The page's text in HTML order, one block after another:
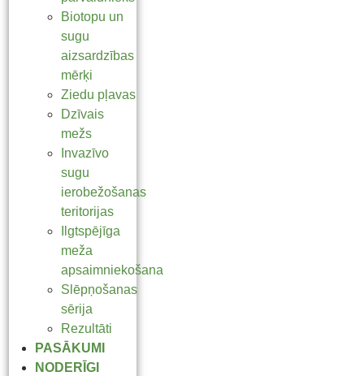
Biotopu un
sugu
aizsardzības
mērķi
Ziedu pļavas
Dzīvais
mežs
Invazīvo
sugu
ierobežošanas
teritorijas
Ilgtspējīga
meža
apsaimniekošana
Slēpņošanas
sērija
Rezultāti
PASĀKUMI
NODERĪGI